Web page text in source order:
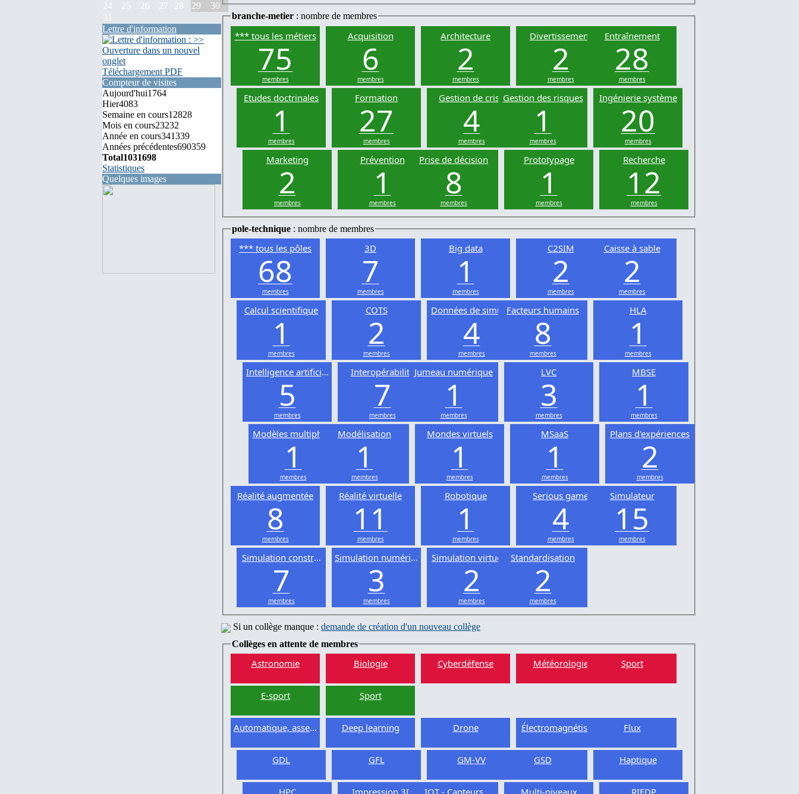
24
25 26 27 28 29
30
31
Lettre d'information
Téléchargement PDF
Compteur de visites
Aujourd'hui1764
Hier4083
Semaine en cours12828
Mois en cours23232
Année en cours341339
Années précédentes690359
Total1031698
Statistiques
Quelques images
branche-metier : nombre de membres
*** tous les métiers
75
membres
Acquisition
6
membres
Architecture
2
membres
Divertissement
2
membres
Entraînement
28
membres
Etudes doctrinales
1
membres
Formation
27
membres
Gestion de crise
4
membres
Gestion des risques
1
membres
Ingénierie système
20
membres
Marketing
2
membres
Prévention
1
membres
Prise de décision
8
membres
Prototypage
1
membres
Recherche
12
membres
pole-technique : nombre de membres
*** tous les pôles
68
membres
3D
7
membres
Big data
1
membres
C2SIM
2
membres
Caisse à sable
2
membres
Calcul scientifique
1
membres
COTS
2
membres
Données de simulation
4
membres
Facteurs humains
8
membres
HLA
1
membres
Intelligence artificielle
5
membres
Interopérabilité
7
membres
Jumeau numérique
1
membres
LVC
3
membres
MBSE
1
membres
Modèles multiphysiques
1
membres
Modélisation
1
membres
Mondes virtuels
1
membres
MSaaS
1
membres
Plans d'expériences
2
membres
Réalité augmentée
8
membres
Réalité virtuelle
11
membres
Robotique
1
membres
Serious game
4
membres
Simulateur
15
membres
Simulation constructive
7
membres
Simulation numérique
3
membres
Simulation virtuelle
2
membres
Standardisation
2
membres
Si un collège manque : demande de création d'un nouveau collège
Collèges en attente de membres
Astronomie Biologie Cyberdéfense Météorologie Sport
E-sport Sport
Automatique, asservissementDeep learning Drone Électromagnétisme Flux
GDL GFL GM-VV GSD Haptique